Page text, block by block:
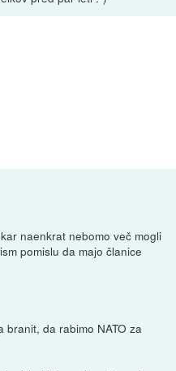
naenkrat nebomo več mogli
pomislu da majo članice
branit, da rabimo NATO za